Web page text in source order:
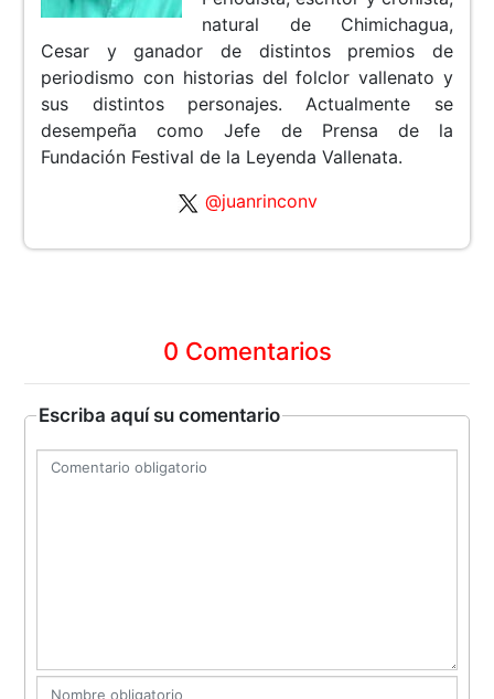
natural de Chimichagua,
Cesar y ganador de distintos premios de
periodismo con historias del folclor vallenato y
sus distintos personajes. Actualmente se
desempeña como Jefe de Prensa de la
Fundación Festival de la Leyenda Vallenata.
@juanrinconv
0 Comentarios
Escriba aquí su comentario